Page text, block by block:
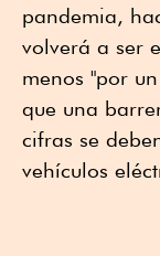
pandemia,
volverá a ser
menos "por
que una
cifras se
vehículos